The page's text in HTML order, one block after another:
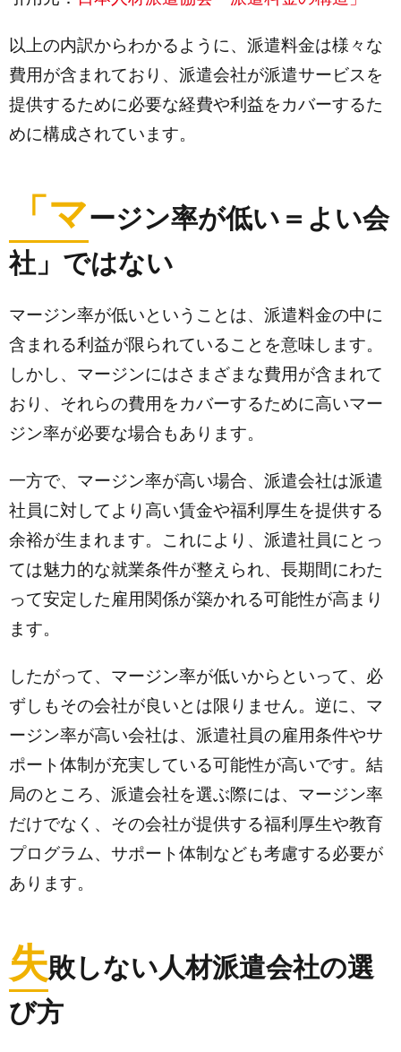
以上の内訳からわかるように、派遣料金は様々な
費用が含まれており、派遣会社が派遣サービスを
提供するために必要な経費や利益をカバーするた
めに構成されています。
「マージン率が低い＝よい会
社」ではない
マージン率が低いということは、派遣料金の中に
含まれる利益が限られていることを意味します。
しかし、マージンにはさまざまな費用が含まれて
おり、それらの費用をカバーするために高いマー
ジン率が必要な場合もあります。
一方で、マージン率が高い場合、派遣会社は派遣
社員に対してより高い賃金や福利厚生を提供する
余裕が生まれます。これにより、派遣社員にとっ
ては魅力的な就業条件が整えられ、長期間にわた
って安定した雇用関係が築かれる可能性が高まり
ます。
したがって、マージン率が低いからといって、必
ずしもその会社が良いとは限りません。逆に、マ
ージン率が高い会社は、派遣社員の雇用条件やサ
ポート体制が充実している可能性が高いです。結
局のところ、派遣会社を選ぶ際には、マージン率
だけでなく、その会社が提供する福利厚生や教育
プログラム、サポート体制なども考慮する必要が
あります。
失敗しない人材派遣会社の選
び方